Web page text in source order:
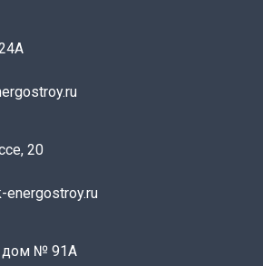
монтаже и
составляет более 50 лет.
и надежность.
к агрессивным средам и
условиям.
и демонтажа.
использования.
20
energostroy.ru
дом № 91А